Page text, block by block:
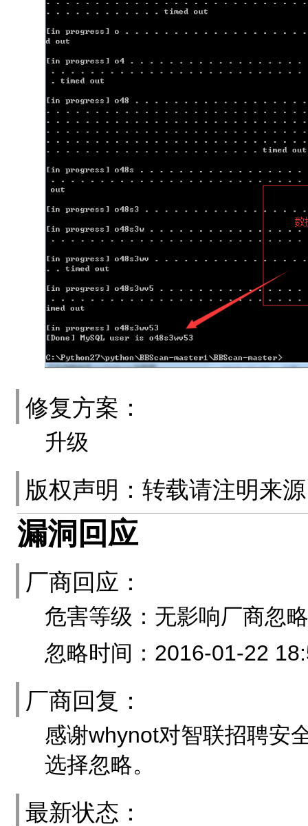
修复方案：
升级
版权声明：转载请注明来
漏洞回应
厂商回应：
危害等级：无影响厂商忽略
忽略时间：2016-01-22
厂商回复：
感谢whynot对智联招聘安
选择忽略。
最新状态：